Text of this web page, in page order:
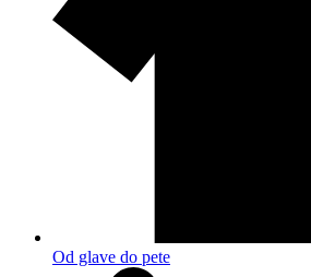
Od glave do pete